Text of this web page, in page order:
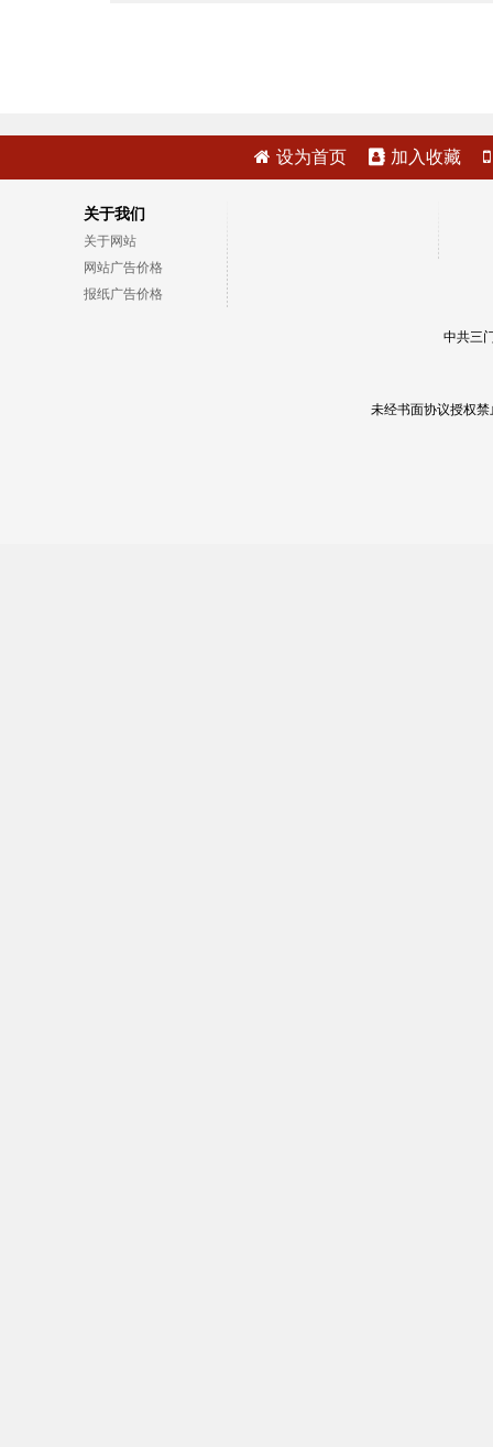
设为首页 加入收藏
关于我们
关于网站
网站广告价格
报纸广告价格
中共三
未经书面协议授权